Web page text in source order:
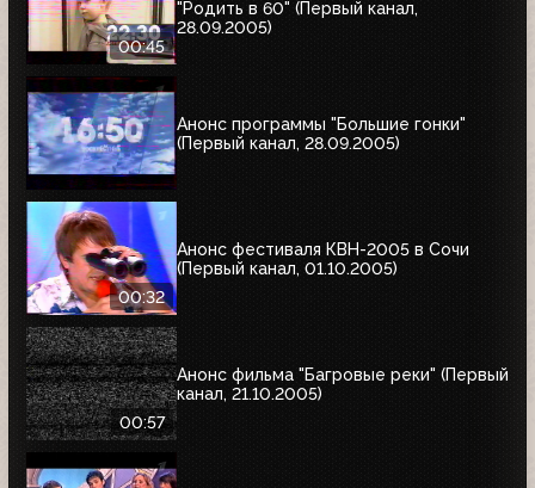
00:45
"Родить в 60" (Первый канал,
28.09.2005)
Анонс программы "Большие гонки"
(Первый канал, 28.09.2005)
00:32
Анонс фестиваля КВН-2005 в Сочи
(Первый канал, 01.10.2005)
00:57
Анонс фильма "Багровые реки" (Первый
канал, 21.10.2005)